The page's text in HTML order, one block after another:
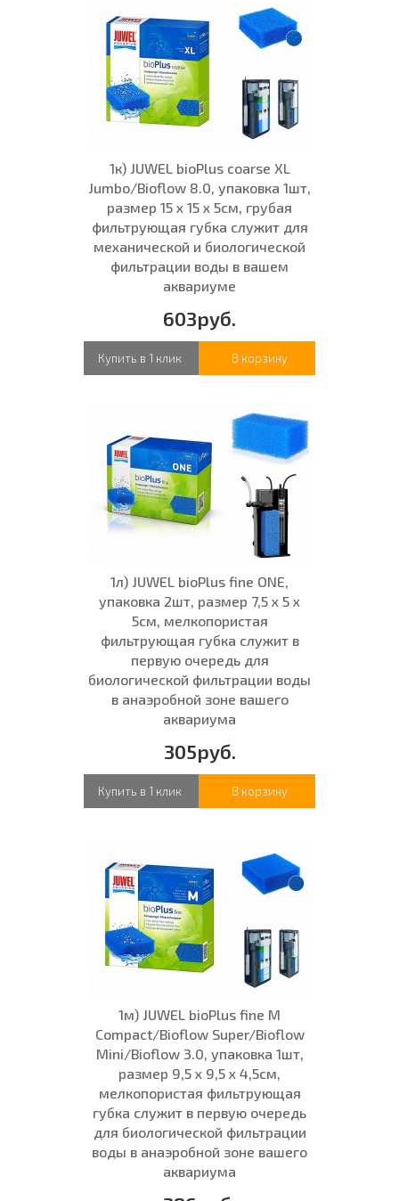
1к) JUWEL bioPlus coarse XL
Jumbo/Bioflow 8.0, упаковка 1шт,
размер 15 x 15 x 5см, грубая
фильтрующая губка служит для
механической и биологической
фильтрации воды в вашем
аквариуме
603руб.
Купить в 1 клик В корзину
1л) JUWEL bioPlus fine ONE,
упаковка 2шт, размер 7,5 x 5 x
5см, мелкопористая
фильтрующая губка служит в
первую очередь для
биологической фильтрации воды
в анаэробной зоне вашего
аквариума
305руб.
Купить в 1 клик В корзину
1м) JUWEL bioPlus fine M
Compact/Bioflow Super/Bioflow
Mini/Bioflow 3.0, упаковка 1шт,
размер 9,5 x 9,5 x 4,5см,
мелкопористая фильтрующая
губка служит в первую очередь
для биологической фильтрации
воды в анаэробной зоне вашего
аквариума